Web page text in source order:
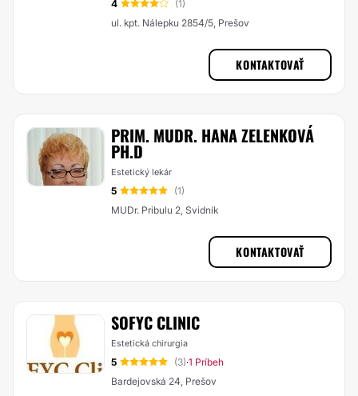
4
(1)
ul. kpt. Nálepku 2854/5, Prešov
KONTAKTOVAŤ
PRIM. MUDR. HANA ZELENKOVÁ
PH.D
Estetický lekár
5
(1)
MUDr. Pribulu 2, Svidník
KONTAKTOVAŤ
SOFYC CLINIC
Estetická chirurgia
5 (3)·1 Príbeh
Bardejovská 24, Prešov